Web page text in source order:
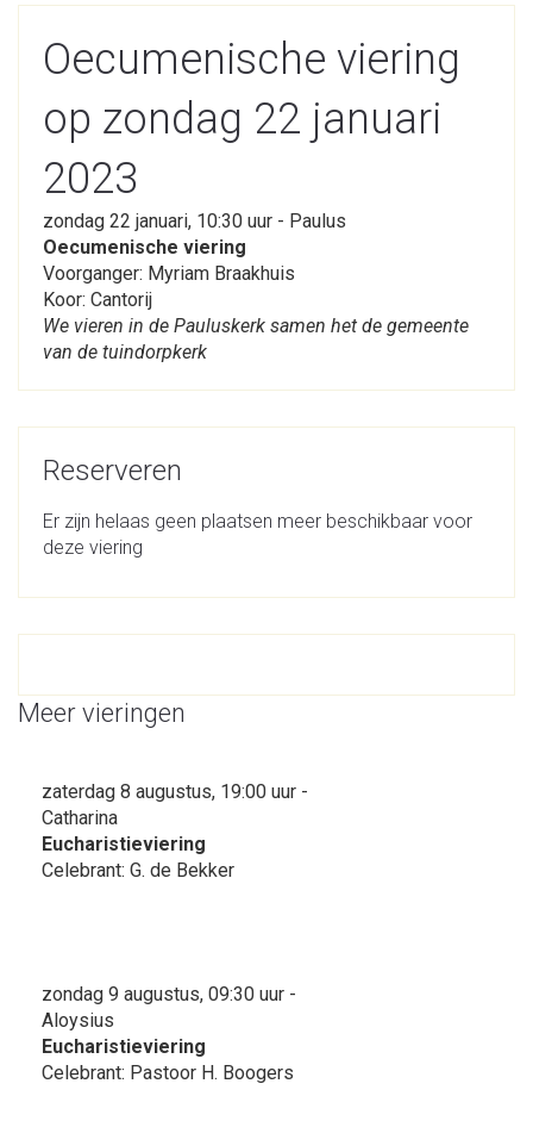
Oecumenische viering
op zondag 22 januari
2023
zondag 22 januari, 10:30 uur - Paulus
Oecumenische viering
Voorganger: Myriam Braakhuis
Koor: Cantorij
We vieren in de Pauluskerk samen het de gemeente
van de tuindorpkerk
Reserveren
Er zijn helaas geen plaatsen meer beschikbaar voor
deze viering
Meer vieringen
zaterdag 8 augustus, 19:00 uur -
Catharina
Eucharistieviering
Celebrant: G. de Bekker
zondag 9 augustus, 09:30 uur -
Aloysius
Eucharistieviering
Celebrant: Pastoor H. Boogers